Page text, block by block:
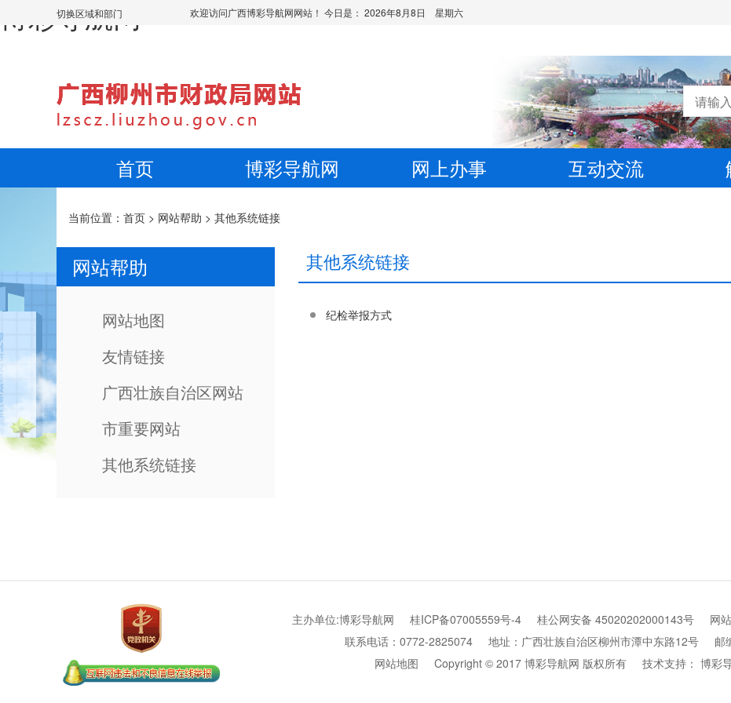
博彩导航网
切换区域和部门 欢迎访问广西博彩导航网网站！ 今日是： 2026年8月8日 星期六
首页 博彩导航网 网上办事 互动交流
当前位置： 首页 > 网站帮助 > 其他系统链接
网站帮助
网站地图
友情链接
广西壮族自治区网站
市重要网站
其他系统链接
其他系统链接
纪检举报方式
主办单位:博彩导航网 桂ICP备07005559号-4 桂公网安备 45020202000143号
网
联系电话：0772-2825074
地址：广西壮族自治区柳州市潭中东路12号
邮
网站地图
Copyright © 2017 博彩导航网 版权所有 技术支持： 博彩